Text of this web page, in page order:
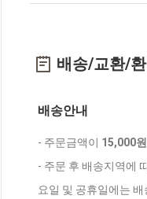
배송/교환/
배송안내
- 주문금액이 15,000
- 주문 후 배송지역에
요일 및 공휴일에는